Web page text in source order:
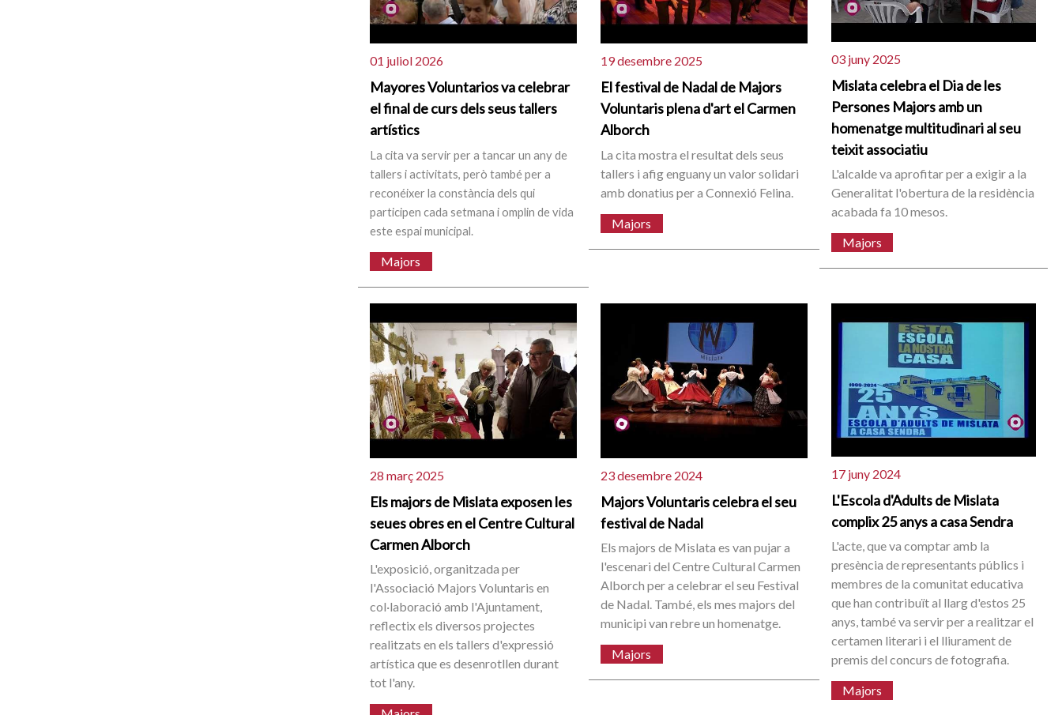
01 juliol 2026
Mayores Voluntarios va celebrar
el final de curs dels seus tallers
artístics
La cita va servir per a tancar un any de
tallers i activitats, però també per a
reconéixer la constància dels qui
participen cada setmana i omplin de vida
este espai municipal.
Majors
19 desembre 2025
El festival de Nadal de Majors
Voluntaris plena d'art el Carmen
Alborch
La cita mostra el resultat dels seus
tallers i afig enguany un valor solidari
amb donatius per a Connexió Felina.
Majors
03 juny 2025
Mislata celebra el Dia de les
Persones Majors amb un
homenatge multitudinari al seu
teixit associatiu
L'alcalde va aprofitar per a exigir a la
Generalitat l'obertura de la residència
acabada fa 10 mesos.
Majors
28 març 2025
Els majors de Mislata exposen les
seues obres en el Centre Cultural
Carmen Alborch
L'exposició, organitzada per
l'Associació Majors Voluntaris en
col·laboració amb l'Ajuntament,
reflectix els diversos projectes
realitzats en els tallers d'expressió
artística que es desenrotllen durant
tot l'any.
23 desembre 2024
Majors Voluntaris celebra el seu
festival de Nadal
Els majors de Mislata es van pujar a
l'escenari del Centre Cultural Carmen
Alborch per a celebrar el seu Festival
de Nadal. També, els mes majors del
municipi van rebre un homenatge.
Majors
17 juny 2024
L'Escola d'Adults de Mislata
complix 25 anys a casa Sendra
L'acte, que va comptar amb la
presència de representants públics i
membres de la comunitat educativa
que han contribuït al llarg d'estos 25
anys, també va servir per a realitzar el
certamen literari i el lliurament de
premis del concurs de fotografia.
Majors